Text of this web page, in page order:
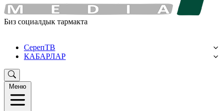
Биз социалдык тармакта
СерепТВ
КАБАРЛАР
Меню